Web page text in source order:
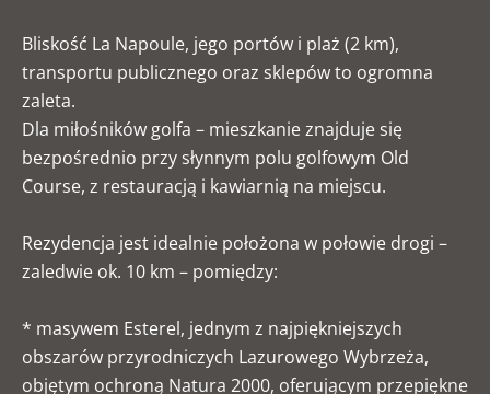
Bliskość La Napoule, jego portów i plaż (2 km),
transportu publicznego oraz sklepów to ogromna
zaleta.
Dla miłośników golfa – mieszkanie znajduje się
bezpośrednio przy słynnym polu golfowym Old
Course, z restauracją i kawiarnią na miejscu.
Rezydencja jest idealnie położona w połowie drogi –
zaledwie ok. 10 km – pomiędzy:
* masywem Esterel, jednym z najpiękniejszych
obszarów przyrodniczych Lazurowego Wybrzeża,
objętym ochroną Natura 2000, oferującym przepiękne